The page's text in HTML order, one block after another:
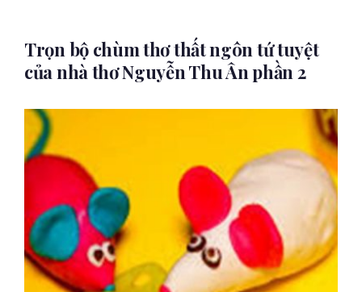
Trọn bộ chùm thơ thất ngôn tứ tuyệt
của nhà thơ Nguyễn Thu Ân phần 2